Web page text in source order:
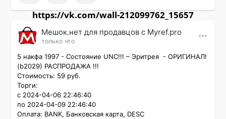
https://vk.com/wall-212099762_15657
Мешок.нет для продавцов c Myref.pro
только что
5 накфа 1997 - Состояние UNC!!! – Эритрея  - ОРИГИНАЛ!
(b2029) РАСПРОДАЖА !!!
Стоимость: 59 руб.
Торги:
с 2024-04-06 22:46:40
по 2024-04-09 22:46:40
Оплата: BANK, Банковская карта, DESC